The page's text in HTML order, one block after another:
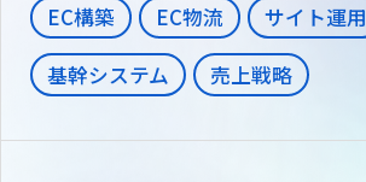
EC構築
EC物流 サイト運用
基幹システム
売上戦略